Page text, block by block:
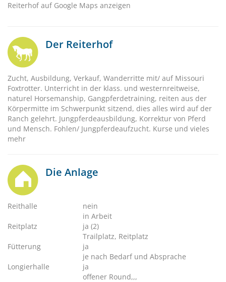
Reiterhof auf Google Maps anzeigen
Der Reiterhof
Zucht, Ausbildung, Verkauf, Wanderritte mit/ auf Missouri
Foxtrotter. Unterricht in der klass. und westernreitweise,
naturel Horsemanship, Gangpferdetraining, reiten aus der
Körpermitte im Schwerpunkt sitzend, dies alles wird auf der
Ranch gelehrt. Jungpferdeausbildung, Korrektur von Pferd
und Mensch. Fohlen/ Jungpferdeaufzucht. Kurse und vieles
mehr
Die Anlage
Reithalle
nein
in Arbeit
Reitplatz
ja (2)
Trailplatz, Reitplatz
Fütterung
ja
je nach Bedarf und Absprache
Longierhalle
ja
offener Round,,,